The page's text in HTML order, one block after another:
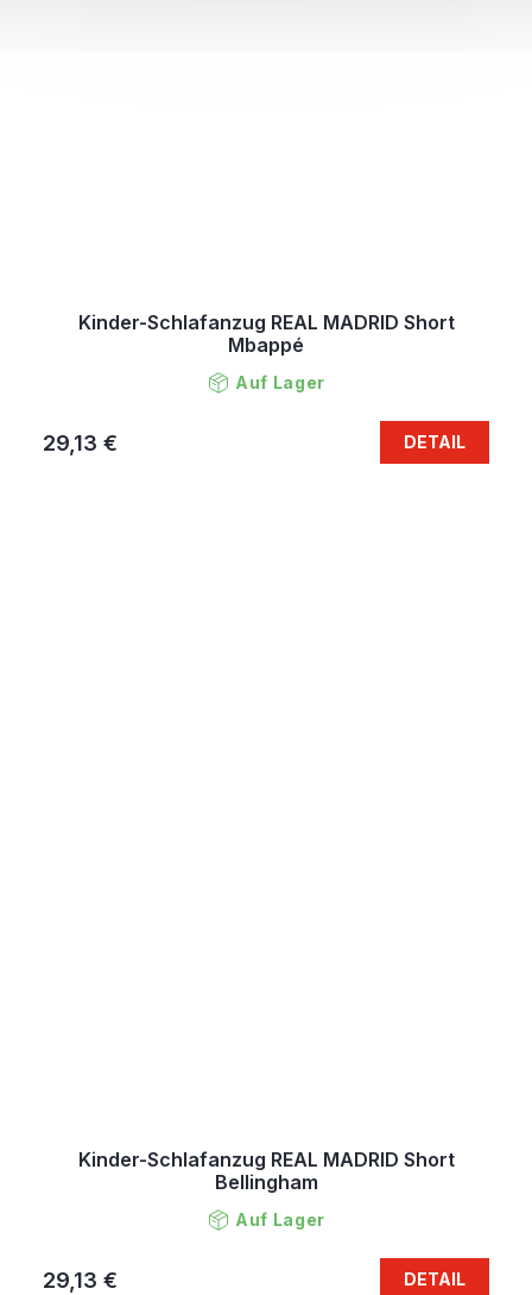
Kinder-Schlafanzug REAL MADRID Short
Mbappé
Auf Lager
29,13 € DETAIL
Kinder-Schlafanzug REAL MADRID Short
Bellingham
Auf Lager
29,13 € DETAIL